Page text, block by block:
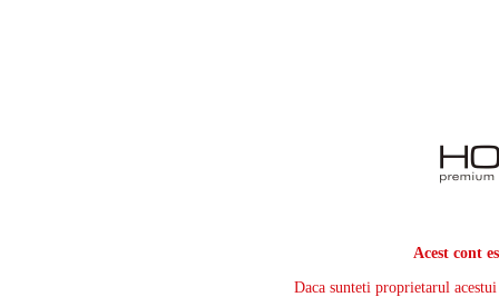
Acest cont
Daca sunteti proprietarul